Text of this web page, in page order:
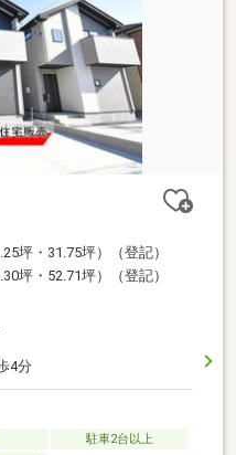
坪・31.75坪）（登記）
坪・52.71坪）（登記）
4分
駐車2台以上